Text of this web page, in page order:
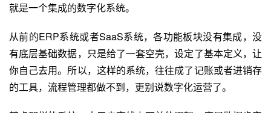
就是一个集成的数字化系统。
从前的ERP系统或者SaaS系统，各功能板块没有集成，没
有底层基础数据，只是给了一套空壳，设定了基本定义，让
你自己去用。所以，这样的系统，往往成了记账或者进销存
的工具，流程管理都做不到，更别说数字化运营了。